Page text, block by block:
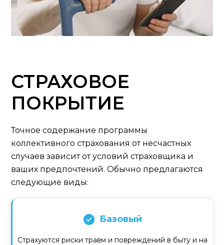
СТРАХОВОЕ
ПОКРЫТИЕ
Точное содержание программы
коллективного страхования от несчастных
случаев зависит от условий страховщика и
ваших предпочтений. Обычно предлагаются
следующие виды:
Базовый
Страхуются риски травм и повреждений в быту и на